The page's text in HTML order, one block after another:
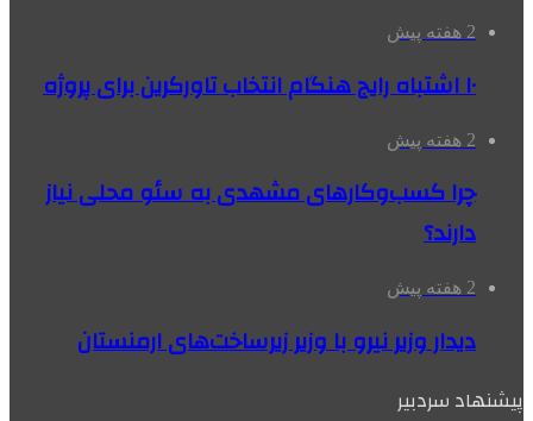
2 هفته پیش
۱۰ اشتباه رایج هنگام انتخاب تاورکرین برای پروژه
2 هفته پیش
چرا کسب‌وکارهای مشهدی به سئو محلی نیاز
دارند؟
2 هفته پیش
دیدار وزیر نیرو با وزیر زیرساخت‌های ارمنستان
پیشنهاد سردبیر